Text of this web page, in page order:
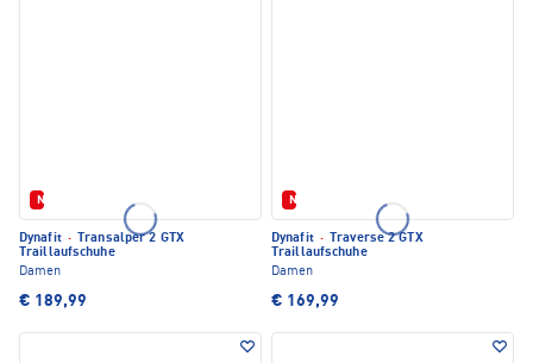
Neu
Dynafit ·
Transalper 2 GTX
Traillaufschuhe
Damen
€ 189,99
Neu
Dynafit ·
Traverse 2 GTX
Traillaufschuhe
Damen
€ 169,99